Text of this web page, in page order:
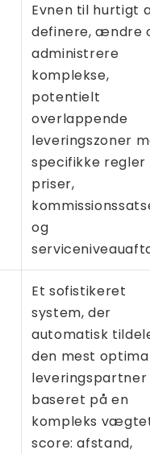
Evnen til hurtigt
definere, ændre
administrere
komplekse,
potentielt
overlappende
leveringszoner
specifikke
priser,
og
Et sofistikeret
system, der
automatisk
den mest
leveringspartner
baseret på en
kompleks
score: afstand,